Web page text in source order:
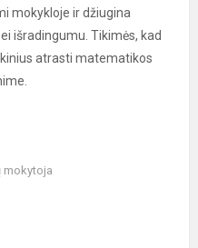
mokykloje ir džiugina
išradingumu. Tikimės, kad
atrasti matematikos
mokytoja